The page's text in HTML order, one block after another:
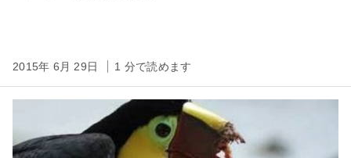
2015年 6月 29日 1 分で読めます